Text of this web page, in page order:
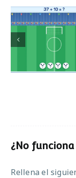
Mundial de
operaciones
¿No
Rellena el